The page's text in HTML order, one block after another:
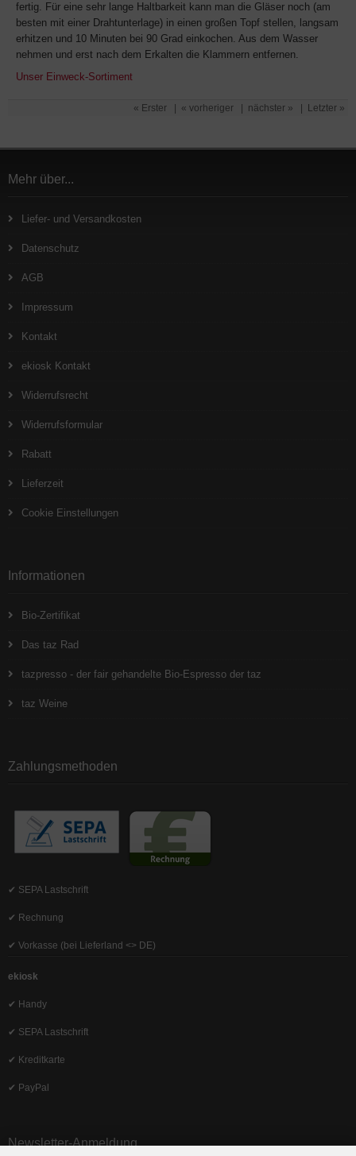
fertig. Für eine sehr lange Haltbarkeit kann man die Gläser noch (am
besten mit einer Drahtunterlage) in einen großen Topf stellen, langsam
erhitzen und 10 Minuten bei 90 Grad einkochen. Aus dem Wasser
nehmen und erst nach dem Erkalten die Klammern entfernen.
Unser Einweck-Sortiment
« Erster « vorheriger nächster » Letzter »
Mehr über...
Liefer- und Versandkosten
Datenschutz
AGB
Impressum
Kontakt
ekiosk Kontakt
Widerrufsrecht
Widerrufsformular
Rabatt
Lieferzeit
Cookie Einstellungen
Informationen
Bio-Zertifikat
Das taz Rad
tazpresso - der fair gehandelte Bio-Espresso der taz
taz Weine
Zahlungsmethoden
✔ SEPA Lastschrift
✔ Rechnung
✔ Vorkasse (bei Lieferland <> DE)
ekiosk
✔ Handy
✔ SEPA Lastschrift
✔ Kreditkarte
✔ PayPal
Newsletter-Anmeldung